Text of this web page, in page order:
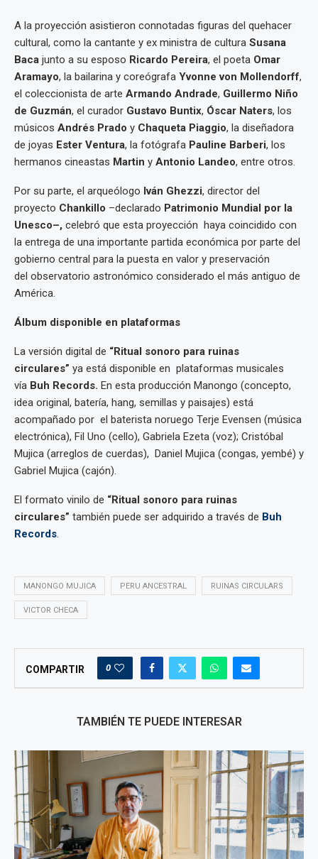
A la proyección asistieron connotadas figuras del quehacer
cultural, como la cantante y ex ministra de cultura Susana
Baca junto a su esposo Ricardo Pereira, el poeta Omar
Aramayo, la bailarina y coreógrafa Yvonne von Mollendorff,
el coleccionista de arte Armando Andrade, Guillermo Niño
de Guzmán, el curador Gustavo Buntix, Óscar Naters, los
músicos Andrés Prado y Chaqueta Piaggio, la diseñadora
de joyas Ester Ventura, la fotógrafa Pauline Barberi, los
hermanos cineastas Martin y Antonio Landeo, entre otros.
Por su parte, el arqueólogo Iván Ghezzi, director del
proyecto Chankillo –declarado Patrimonio Mundial por la
Unesco–, celebró que esta proyección haya coincidido con
la entrega de una importante partida económica por parte del
gobierno central para la puesta en valor y preservación
del observatorio astronómico considerado el más antiguo de
América.
Álbum disponible en plataformas
La versión digital de “Ritual sonoro para ruinas
circulares” ya está disponible en plataformas musicales
vía Buh Records. En esta producción Manongo (concepto,
idea original, batería, hang, semillas y paisajes) está
acompañado por el baterista noruego Terje Evensen (música
electrónica), Fil Uno (cello), Gabriela Ezeta (voz); Cristóbal
Mujica (arreglos de cuerdas), Daniel Mujica (congas, yembé) y
Gabriel Mujica (cajón).
El formato vinilo de “Ritual sonoro para ruinas
circulares” también puede ser adquirido a través de Buh
Records.
MANONGO MUJICA PERU ANCESTRAL RUINAS CIRCULARS
VICTOR CHECA
COMPARTIR 0
TAMBIÉN TE PUEDE INTERESAR